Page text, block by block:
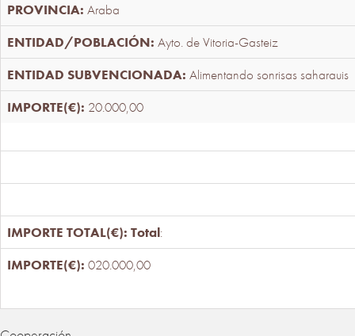
Araba
Ayto. de Vitoria-Gasteiz
Alimentando sonrisas saharauis
20.000,00
Total:
020.000,00